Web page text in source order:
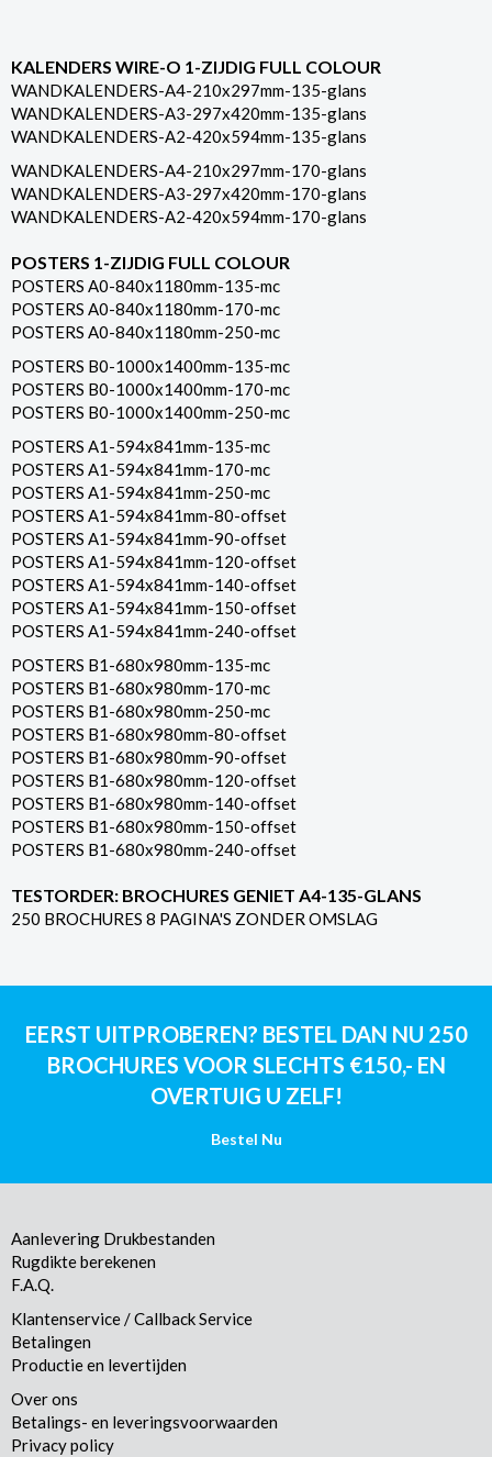
KALENDERS WIRE-O 1-ZIJDIG FULL COLOUR
WANDKALENDERS-A4-210x297mm-135-glans
WANDKALENDERS-A3-297x420mm-135-glans
WANDKALENDERS-A2-420x594mm-135-glans
WANDKALENDERS-A4-210x297mm-170-glans
WANDKALENDERS-A3-297x420mm-170-glans
WANDKALENDERS-A2-420x594mm-170-glans
POSTERS 1-ZIJDIG FULL COLOUR
POSTERS A0-840x1180mm-135-mc
POSTERS A0-840x1180mm-170-mc
POSTERS A0-840x1180mm-250-mc
POSTERS B0-1000x1400mm-135-mc
POSTERS B0-1000x1400mm-170-mc
POSTERS B0-1000x1400mm-250-mc
POSTERS A1-594x841mm-135-mc
POSTERS A1-594x841mm-170-mc
POSTERS A1-594x841mm-250-mc
POSTERS A1-594x841mm-80-offset
POSTERS A1-594x841mm-90-offset
POSTERS A1-594x841mm-120-offset
POSTERS A1-594x841mm-140-offset
POSTERS A1-594x841mm-150-offset
POSTERS A1-594x841mm-240-offset
POSTERS B1-680x980mm-135-mc
POSTERS B1-680x980mm-170-mc
POSTERS B1-680x980mm-250-mc
POSTERS B1-680x980mm-80-offset
POSTERS B1-680x980mm-90-offset
POSTERS B1-680x980mm-120-offset
POSTERS B1-680x980mm-140-offset
POSTERS B1-680x980mm-150-offset
POSTERS B1-680x980mm-240-offset
TESTORDER: BROCHURES GENIET A4-135-GLANS
250 BROCHURES 8 PAGINA'S ZONDER OMSLAG
EERST UITPROBEREN? BESTEL DAN NU 250
BROCHURES VOOR SLECHTS €150,- EN
OVERTUIG U ZELF!
Bestel Nu
Aanlevering Drukbestanden
Rugdikte berekenen
F.A.Q.
Klantenservice / Callback Service
Betalingen
Productie en levertijden
Over ons
Betalings- en leveringsvoorwaarden
Privacy policy